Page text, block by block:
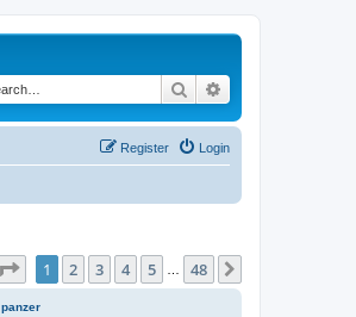
Search
Login
Register
Page of 48
1 2 3 4 5 48
panzer